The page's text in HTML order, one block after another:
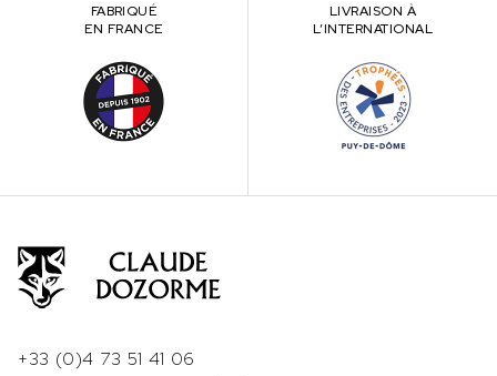
FABRIQUÉ
EN FRANCE
LIVRAISON À
L’INTERNATIONAL
+33 (0)4 73 51 41 06